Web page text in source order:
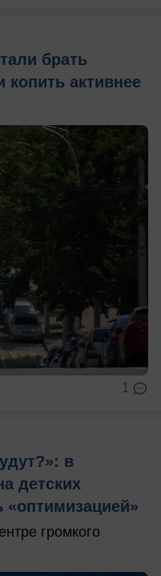
брать
активнее
1
в
детских
«оптимизацией»
громкого